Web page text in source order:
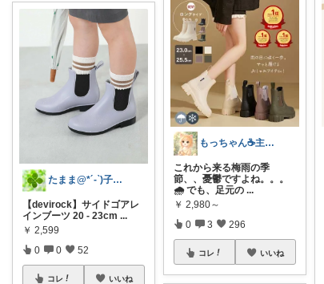
たまま@*´-`)子ども用品/日用品
【devirock】サイドゴアレ
インブーツ 20 - 23cm ...
￥ 2,599
0 0 52
コレ いいね
もっちゃん☕主婦の癒しとご褒美ROOM
これから来る梅雨の季
節、、憂鬱ですよね。。。
🌧️ でも、足元の ...
￥ 2,980～
0 3 296
コレ いいね